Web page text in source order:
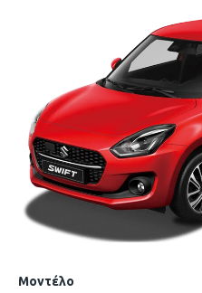
Μοντέλο